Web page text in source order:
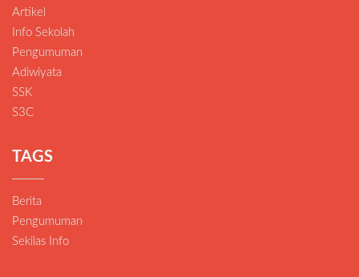
Artikel
Info Sekolah
Pengumuman
Adiwiyata
SSK
S3C
TAGS
Berita
Pengumuman
Sekilas Info